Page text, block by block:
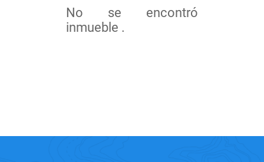
No se encontró
inmueble .